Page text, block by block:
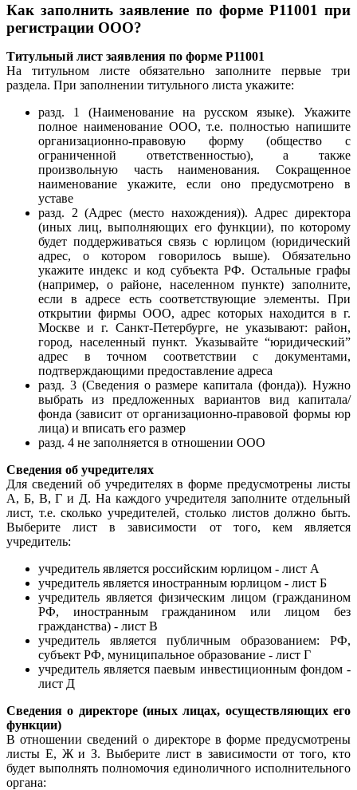
Как заполнить заявление по форме Р11001 при
регистрации ООО?
Титульный лист заявления по форме Р11001
На титульном листе обязательно заполните первые три
раздела. При заполнении титульного листа укажите:
разд. 1 (Наименование на русском языке). Укажите
полное наименование ООО, т.е. полностью напишите
организационно-правовую форму (общество с
ограниченной ответственностью), а также
произвольную часть наименования. Сокращенное
наименование укажите, если оно предусмотрено в
уставе
разд. 2 (Адрес (место нахождения)). Адрес директора
(иных лиц, выполняющих его функции), по которому
будет поддерживаться связь с юрлицом (юридический
адрес, о котором говорилось выше). Обязательно
укажите индекс и код субъекта РФ. Остальные графы
(например, о районе, населенном пункте) заполните,
если в адресе есть соответствующие элементы. При
открытии фирмы ООО, адрес которых находится в г.
Москве и г. Санкт-Петербурге, не указывают: район,
город, населенный пункт. Указывайте “юридический”
адрес в точном соответствии с документами,
подтверждающими предоставление адреса
разд. 3 (Сведения о размере капитала (фонда)). Нужно
выбрать из предложенных вариантов вид капитала/
фонда (зависит от организационно-правовой формы юр
лица) и вписать его размер
разд. 4 не заполняется в отношении ООО
Сведения об учредителях
Для сведений об учредителях в форме предусмотрены листы
А, Б, В, Г и Д. На каждого учредителя заполните отдельный
лист, т.е. сколько учредителей, столько листов должно быть.
Выберите лист в зависимости от того, кем является
учредитель:
учредитель является российским юрлицом - лист А
учредитель является иностранным юрлицом - лист Б
учредитель является физическим лицом (гражданином
РФ, иностранным гражданином или лицом без
гражданства) - лист В
учредитель является публичным образованием: РФ,
субъект РФ, муниципальное образование - лист Г
учредитель является паевым инвестиционным фондом -
лист Д
Сведения о директоре (иных лицах, осуществляющих его
функции)
В отношении сведений о директоре в форме предусмотрены
листы Е, Ж и З. Выберите лист в зависимости от того, кто
будет выполнять полномочия единоличного исполнительного
органа: